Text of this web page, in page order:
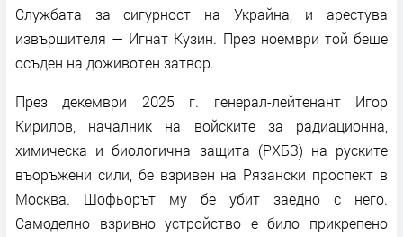
Службата за сигурност на Украйна, и арестува
извършителя — Игнат Кузин. През ноември той беше
осъден на доживотен затвор.
През декември 2025 г. генерал-лейтенант Игор
Кирилов, началник на войските за радиационна,
химическа и биологична защита (РХБЗ) на руските
въоръжени сили, бе взривен на Рязански проспект в
Москва. Шофьорът му бе убит заедно с него.
Самоделно взривно устройство е било прикрепено